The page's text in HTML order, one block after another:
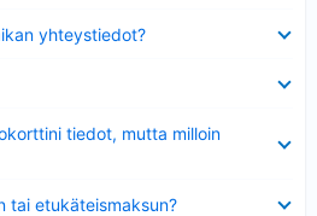
yhteystiedot?
tiedot, mutta milloin
tai etukäteismaksun?